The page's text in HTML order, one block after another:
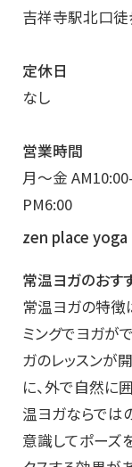
吉祥寺駅北口
定休日
なし
営業時間
月〜金
PM6:00
zen place yoga
常温ヨガのおす
常温ヨガの特徴
ミングでヨガが
ガのレッスンが
に、外で自然に
温ヨガならでは
意識してポーズ